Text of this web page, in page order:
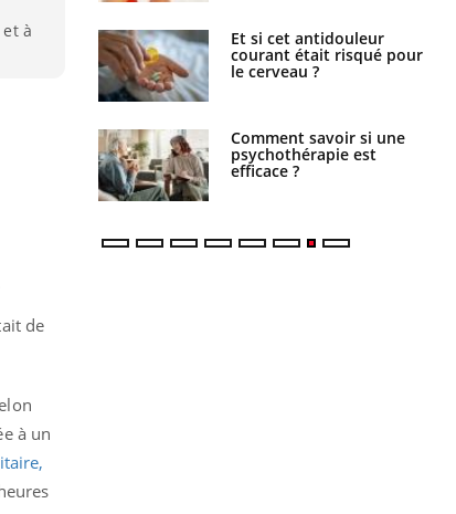
à
de
à un
polluants Et si cet antidouleur
courant était risqué pour
le cerveau ?
Comment savoir si une
psychothérapie est
efficace ?